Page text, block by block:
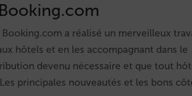
a réalisé un merveilleux
hôtels et en les accompagnant dans le
devenu nécessaire et que tout
principales nouveautés et les bons